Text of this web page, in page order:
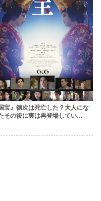
宝』徳次は死亡した？大人にな
その後に実は再登場してい